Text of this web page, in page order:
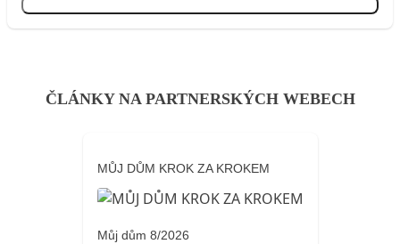
ČLÁNKY NA PARTNERSKÝCH WEBECH
MŮJ DŮM KROK ZA KROKEM
Můj dům 8/2026